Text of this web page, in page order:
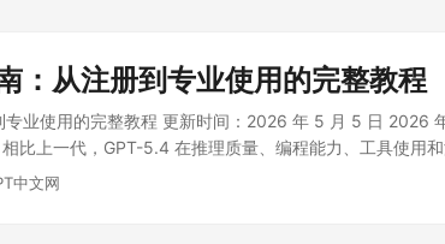
：从注册到专业使用的完整教程
业使用的完整教程 更新时间：2026 年 5 月 5 日 2026
比上一代，GPT-5.4 在推理质量、编程能力、工具使用
引入了全新的 Thinking 模式。 ...
中文网